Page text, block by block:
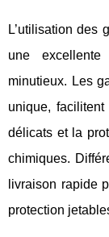
L’utilisation des
une excellente
minutieux. Les
unique,
délicats et la
chimiques.
livraison rapide
protection